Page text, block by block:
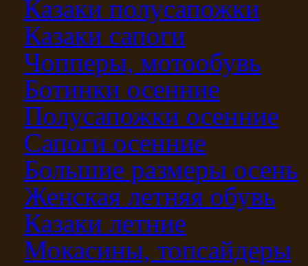
Казаки полусапожки
Казаки сапоги
Чопперы, мотообувь
Ботинки осенние
Полусапожки осенние
Сапоги осенние
Большие размеры осень
Женская летняя обувь
Казаки летние
Мокасины, топсайдеры